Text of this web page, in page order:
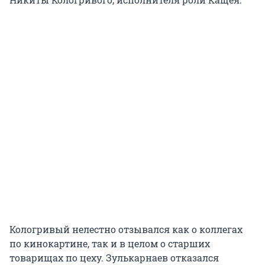
Кологривый нелестно отзывался как о коллегах
по кинокартине, так и в целом о старших
товарищах по цеху. Зулькарнаев отказался